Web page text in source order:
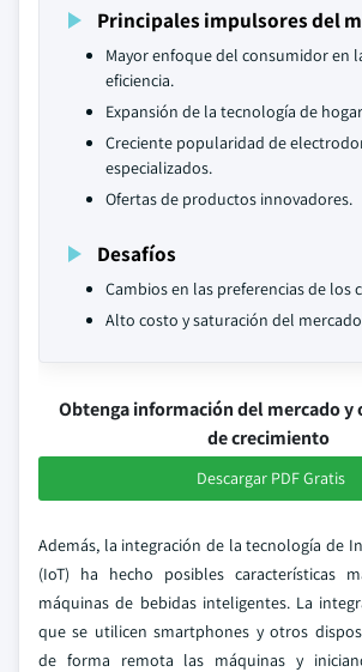
Principales impulsores del
Mayor enfoque del consumidor en
eficiencia.
Expansión de la tecnología de
Creciente popularidad de
especializados.
Ofertas de productos innovadores.
Desafíos
Cambios en las preferencias de los
Alto costo y saturación del
Obtenga información del mercado
de crecimiento
Descargar PDF Gratis
Además, la integración de la tecnología de
(IoT) ha hecho posibles características
máquinas de bebidas inteligentes. La
que se utilicen smartphones y otros
de forma remota las máquinas y